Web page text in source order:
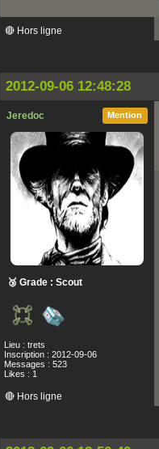
🔴 Hors ligne
2012-09-06 12:48:28
Mention
Jeredoc
🥉 Grade : Scout
Lieu : trets
Inscription : 2012-09-06
Messages : 523
Likes : 1
🔴 Hors ligne